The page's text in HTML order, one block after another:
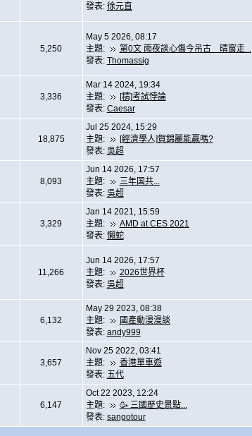
發表: 徐元直
5,250
May 5 2026, 08:17
主題:
第0文 雨夜談心傷今吊古 晴窗走...
發表: Thomassig
3,336
Mar 14 2024, 19:34
主題:
[精]考試悖論
發表: Caesar
18,875
Jul 25 2024, 15:29
主題:
[經濟學人]賀錦麗能贏嗎?
發表: 吳超
8,093
Jun 14 2026, 17:57
主題:
三年国共...
發表: 吳超
3,329
Jan 14 2021, 15:59
主題:
AMD at CES 2021
發表: 懶蛇
11,266
Jun 14 2026, 17:57
主題:
2026世界杯
發表: 吳超
6,132
May 29 2023, 08:38
主題:
國產動漫漫談
發表: andy999
3,657
Nov 25 2022, 03:41
主題:
香港單車遊
發表: 五代
6,147
Oct 22 2023, 12:24
主題:
🥳 三國歷史景點...
發表: sangotour